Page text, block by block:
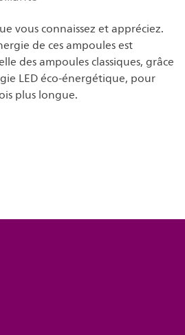
vous connaissez et appréciez.
de ces ampoules est
des ampoules classiques, grâce
LED éco-énergétique, pour
plus longue.